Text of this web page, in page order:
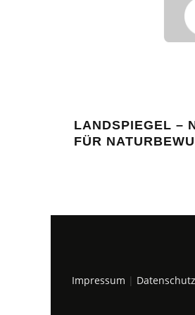
LANDSPIEGEL –
FÜR
Impressum | Datenschutz